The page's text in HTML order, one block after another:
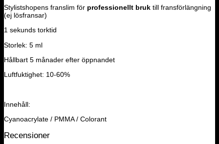
Stylistshopens franslim för professionellt bruk till fransförlängning
(ej lösfransar)
1 sekunds torktid
Storlek: 5 ml
Hållbart 5 månader efter öppnandet
Luftfuktighet: 10-60%
Innehåll:
Cyanoacrylate / PMMA / Colorant
Recensioner